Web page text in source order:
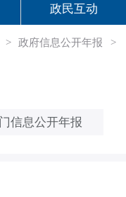
政民互动
> 政府信息公开年报 >
信息公开年报